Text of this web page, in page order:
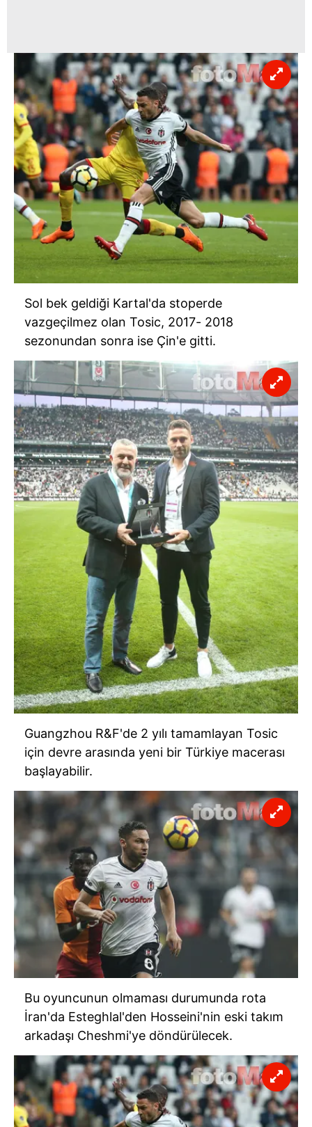
Sol bek geldiği Kartal'da stoperde
vazgeçilmez olan Tosic, 2017- 2018
sezonundan sonra ise Çin'e gitti.
Guangzhou R&F'de 2 yılı tamamlayan Tosic
için devre arasında yeni bir Türkiye macerası
başlayabilir.
Bu oyuncunun olmaması durumunda rota
İran'da Esteghlal'den Hosseini'nin eski takım
arkadaşı Cheshmi'ye döndürülecek.